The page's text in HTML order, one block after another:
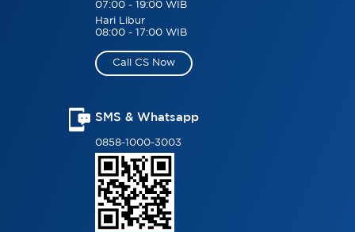
07:00 - 19:00 WIB
Hari Libur
08:00 - 17:00 WIB
Call CS Now
SMS & Whatsapp
0858-1000-3003